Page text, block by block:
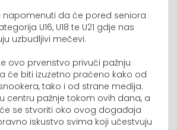
napomenuti da će pored seniora
U16, U18 te U21 gdje nas
uzbudljivi mečevi.
ovo prvenstvo privući pažnju
će biti izuzetno praćeno kako od
tako i od strane medija.
centru pažnje tokom ovih dana, a
se stvoriti oko ovog događaja
iskustvo svima koji učestvuju